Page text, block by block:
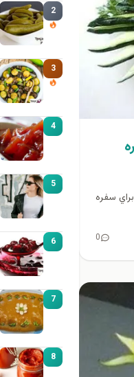
براي سفره
0
2
3
4
5
6
7
8